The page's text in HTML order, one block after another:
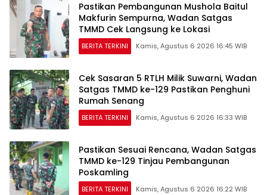
Pastikan Pembangunan Mushola Baitul
Makfurin Sempurna, Wadan Satgas
TMMD Cek Langsung ke Lokasi
BERITA TERKINI Kamis, Agustus 6 2026 16:45 WIB
Cek Sasaran 5 RTLH Milik Suwarni, Wadan
Satgas TMMD ke-129 Pastikan Penghuni
Rumah Senang
BERITA TERKINI Kamis, Agustus 6 2026 16:33 WIB
Pastikan Sesuai Rencana, Wadan Satgas
TMMD ke-129 Tinjau Pembangunan
Poskamling
BERITA TERKINI Kamis, Agustus 6 2026 16:22 WIB